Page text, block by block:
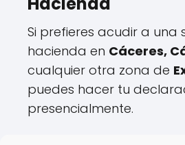
Si prefieres acudir a una
hacienda en Cáceres,
cualquier otra zona de
puedes hacer tu
presencialmente.